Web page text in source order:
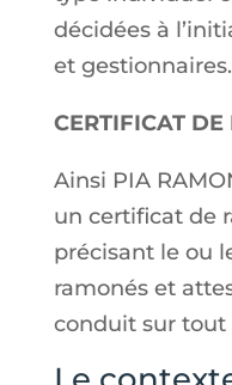
décidées à
et gestionnaires.
CERTIFICAT
Ainsi PIA
un certificat de
précisant le ou
ramonés et
conduit sur tout